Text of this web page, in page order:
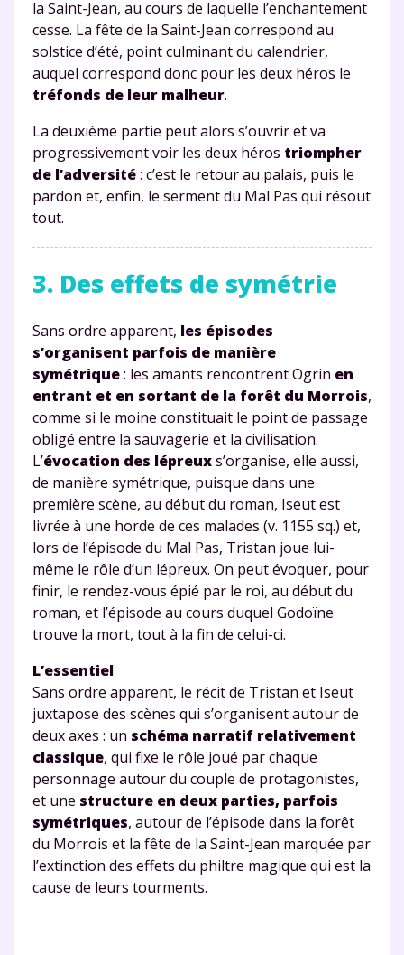
la Saint-Jean, au cours de laquelle l’enchantement
cesse. La fête de la Saint-Jean correspond au
solstice d’été, point culminant du calendrier,
auquel correspond donc pour les deux héros le
tréfonds de leur malheur.
La deuxième partie peut alors s’ouvrir et va
progressivement voir les deux héros triompher
de l’adversité: c’est le retour au palais, puis le
pardon et, enfin, le serment du Mal Pas qui résout
tout.
3. Des effets de symétrie
Sans ordre apparent, les épisodes
s’organisent parfois de manière
symétrique: les amants rencontrent Ogrin en
entrant et en sortant de la forêt du Morrois,
comme si le moine constituait le point de passage
obligé entre la sauvagerie et la civilisation.
L’évocation des lépreuxs’organise, elle aussi,
de manière symétrique, puisque dans une
première scène, au début du roman, Iseut est
livrée à une horde de ces malades (v. 1155 sq.) et,
lors de l’épisode du Mal Pas, Tristan joue lui-
même le rôle d’un lépreux. On peut évoquer, pour
finir, le rendez-vous épié par le roi, au début du
roman, et l’épisode au cours duquel Godoïne
trouve la mort, tout à la fin de celui-ci.
L’essentiel
Sans ordre apparent, le récit de Tristan et Iseut
juxtapose des scènes qui s’organisent autour de
deux axes : un schéma narratif relativement
classique, qui fixe le rôle joué par chaque
personnage autour du couple de protagonistes,
et une structure en deux parties, parfois
symétriques, autour de l’épisode dans la forêt
du Morrois et la fête de la Saint-Jean marquée par
l’extinction des effets du philtre magique qui est la
cause de leurs tourments.